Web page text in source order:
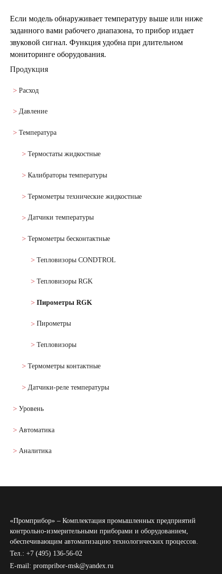
Если модель обнаруживает температуру выше или ниже
заданного вами рабочего диапазона, то прибор издает
звуковой сигнал. Функция удобна при длительном
мониторинге оборудования.
Продукция
Расход
Давление
Температура
Термостаты жидкостные
Калибраторы температуры
Термометры технические жидкостные
Датчики температуры
Термометры бесконтактные
Тепловизоры CONDTROL
Тепловизоры RGK
Пирометры RGK
Пирометры
Тепловизоры
Термометры контактные
Датчики-реле температуры
Уровень
Автоматика
Аналитика
«Промприбор» – Комплектация промышленных предприятий
контрольно-измерительными приборами и оборудованием,
обеспечивающим автоматизацию технологических процессов.
Тел.: +7 (495) 136-56-02
E-mail: prompribor-msk@yandex.ru